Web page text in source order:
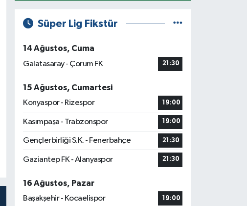
Süper Lig Fikstür
14 Ağustos, Cuma
Galatasaray - Çorum FK
21:30
15 Ağustos, Cumartesi
Konyaspor - Rizespor
19:00
Kasımpaşa - Trabzonspor 19:00
Gençlerbirliği S.K. - Fenerbahçe 21:30
Gaziantep FK - Alanyaspor 21:30
16 Ağustos, Pazar
Başakşehir - Kocaelispor
19:00